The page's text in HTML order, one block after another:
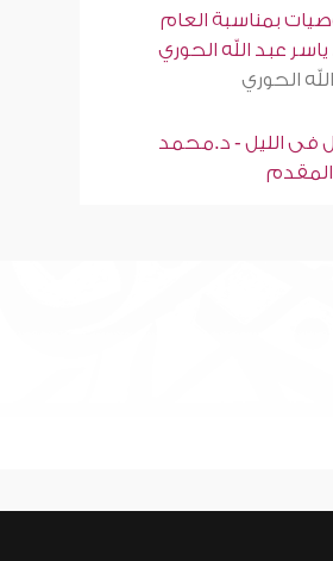
بمناسبة العام
عبد الله الحوري
الحوري
فى الليل - د.محمد